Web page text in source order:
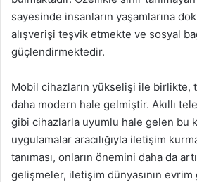
sayesinde insanların yaşamlarına
alışverişi teşvik etmekte ve sosyal
güçlendirmektedir.
Mobil cihazların yükselişi ile birlikte,
daha modern hale gelmiştir. Akıllı
gibi cihazlarla uyumlu hale gelen bu
uygulamalar aracılığıyla iletişim
tanıması, onların önemini daha da
gelişmeler, iletişim dünyasının